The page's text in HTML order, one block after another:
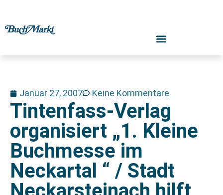
Januar 27, 2007 Keine Kommentare
Tintenfass-Verlag
organisiert „1. Kleine
Buchmesse im
Neckartal “ / Stadt